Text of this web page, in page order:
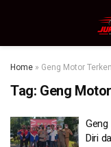
Home » Geng Motor
Tag: Geng
Diri